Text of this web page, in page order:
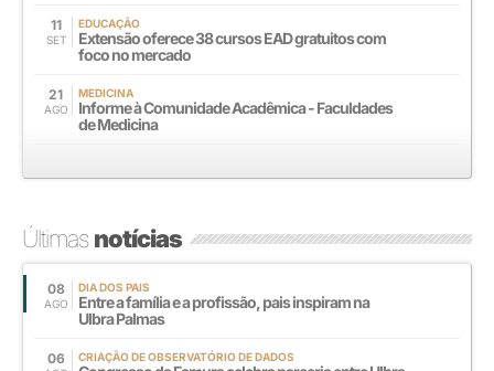
11
SET
EDUCAÇÃO
Extensão oferece 38 cursos EAD gratuitos com
foco no mercado
21
AGO
MEDICINA
Informe à Comunidade Acadêmica - Faculdades
de Medicina
Últimasnotícias
08
AGO
DIA DOS PAIS
Entre a família e a profissão, pais inspiram na
Ulbra Palmas
06 CRIAÇÃO DE OBSERVATÓRIO DE DADOS